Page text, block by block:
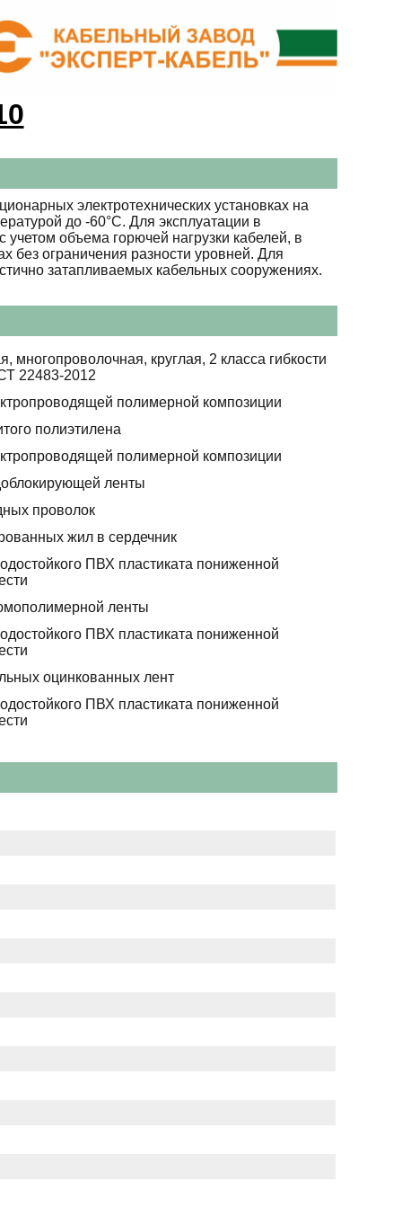
электротехнических установках на
до -60°С. Для эксплуатации в
объема горючей нагрузки кабелей, в
без ограничения разности уровней. Для
затапливаемых кабельных сооружениях.
многопроволочная, круглая, 2 класса гибкости
22483-2012
полимерной композиции
полиэтилена
полимерной композиции
ленты
проволок
жил в сердечник
ПВХ пластиката пониженной
ленты
ПВХ пластиката пониженной
оцинкованных лент
ПВХ пластиката пониженной